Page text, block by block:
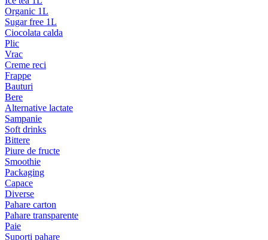
Organic 1L
Sugar free 1L
Ciocolata calda
Plic
Vrac
Creme reci
Frappe
Bauturi
Bere
Alternative lactate
Sampanie
Soft drinks
Bittere
Piure de fructe
Smoothie
Packaging
Capace
Diverse
Pahare carton
Pahare transparente
Paie
Suporti pahare